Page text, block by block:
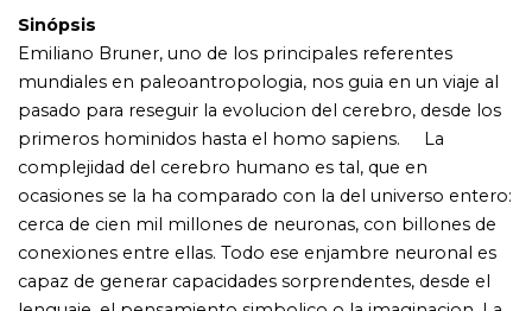
Esa pregunta es el centro de gravedad en torno al cual
gira este libro del paleoantropologo Emiliano Bruner,
investigador en el Centro Nacional de Investigacion
sobre la Evolucion Humana de Burgos. Un fascinante
viaje en el que deberemos explorar diferentes disciplinas
y enfoques, como la antropologia, la neurociencia, el
primates, la arqueologia, la psicologia y, por supuesto, el
estudio de los fosiles. Sera, pues, un viaje entre fosiles y
monos, entre cerebros y craneos, entre arterias y genes,
sin dejar de lado la importancia de lo que queda fuera del
cuerpo: la sociedad y la tecnologia. Y en todo ello no